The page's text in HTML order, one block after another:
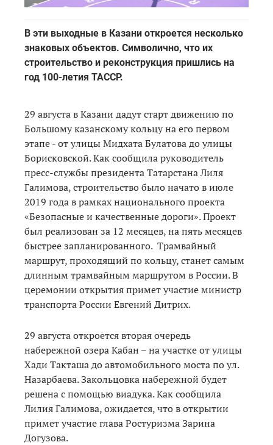
В эти выходные в Казани откроется несколько
знаковых объектов. Символично, что их
строительство и реконструкция пришлись на
год 100-летия ТАССР.
29 августа в Казани дадут старт движению по
Большому казанскому кольцу на его первом
этапе - от улицы Мидхата Булатова до улицы
Борисковской. Как сообщила руководитель
пресс-службы президента Татарстана Лиля
Галимова, строительство было начато в июле
2019 года в рамках национального проекта
«Безопасные и качественные дороги». Проект
был реализован за 12 месяцев, на пять месяцев
быстрее запланированного. Трамвайный
маршрут, проходящий по кольцу, станет самым
длинным трамвайным маршрутом в России. В
церемонии открытия примет участие министр
транспорта России Евгений Дитрих.
29 августа откроется вторая очередь
набережной озера Кабан – на участке от улицы
Хади Такташа до автомобильного моста по ул.
Назарбаева. Закольцовка набережной будет
решена с помощью виадука. Как сообщила
Лилия Галимова, ожидается, что в открытии
примет участие глава Ростуризма Зарина
Догузова.